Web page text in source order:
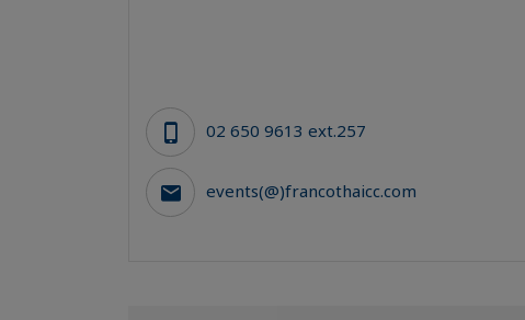
02 650 9613 ext.257
events(@)francothaicc.com